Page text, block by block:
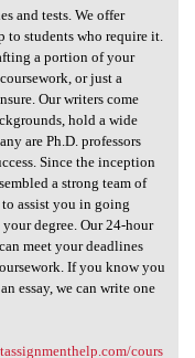
and tests. We offer
to students who require it.
a portion of your
or just a
Our writers come
hold a wide
are Ph.D. professors
Since the inception
a strong team of
assist you in going
degree. Our 24-hour
meet your deadlines
If you know you
essay, we can write one
cours